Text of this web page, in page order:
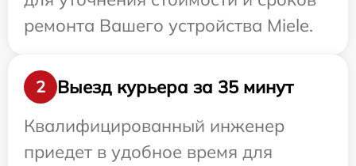
ремонта Вашего устройства Miele.
2
Выезд курьера за 35 минут
Квалифицированный инженер
приедет в удобное время для